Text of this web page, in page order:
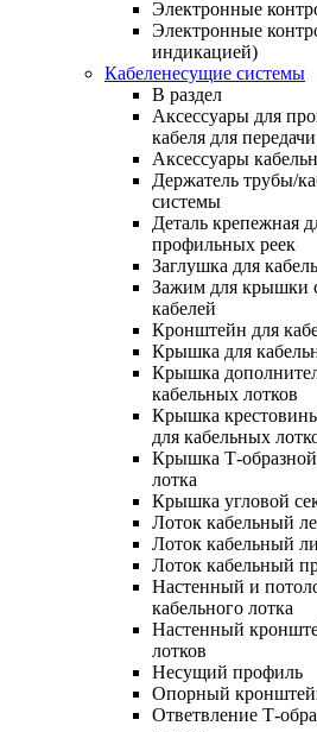
Электронные
Электронные
индикацией)
Кабеленесущие системы
В раздел
Аксессуары для
кабеля для
Аксессуары
Держатель трубы/
системы
Деталь крепежная
профильных реек
Заглушка для
Зажим для крышки
кабелей
Кронштейн для
Крышка для
Крышка
кабельных лотков
Крышка
для кабельных
Крышка Т-образной
лотка
Крышка угловой
Лоток кабельный
Лоток кабельный
Лоток кабельный
Настенный и
кабельного лотка
Настенный
лотков
Несущий профиль
Опорный
Ответвление Т-